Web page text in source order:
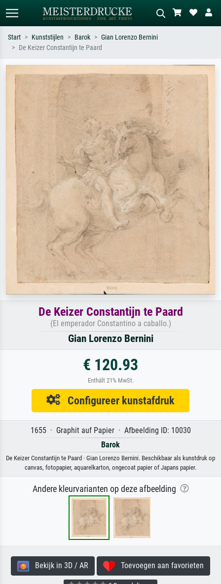
Zoek op kunstenaar, titel of stijl – bijv.
Monet, Sterrennacht, impressionisme,
Hokusai-golf, naakt.
Beschrijf de scène – bijv. groene
weide, abstract met veel rood, donker
olieverfschilderij, staand naakt naast
een boom.
Start Kunststijlen Barok
Gian Lorenzo Bernini
De Keizer Constantijn te Paard
De Keizer Constantijn te Paard
(El emperador Constantino a caballo.)
Gian Lorenzo Bernini
€ 120.93
Enthält 21% MwSt.
Configureer kunstafdruk
1655 · Graphit auf Papier · Afbeelding ID: 10030
Barok
De Keizer Constantijn te Paard · Gian Lorenzo Bernini. Beschikbaar als kunstdruk op
canvas, fotopapier, aquarelkarton, ongecoat papier of Japans papier.
Andere kleurvarianten op deze afbeelding
Bekijk in 3D / AR Toevoegen aan favorieten